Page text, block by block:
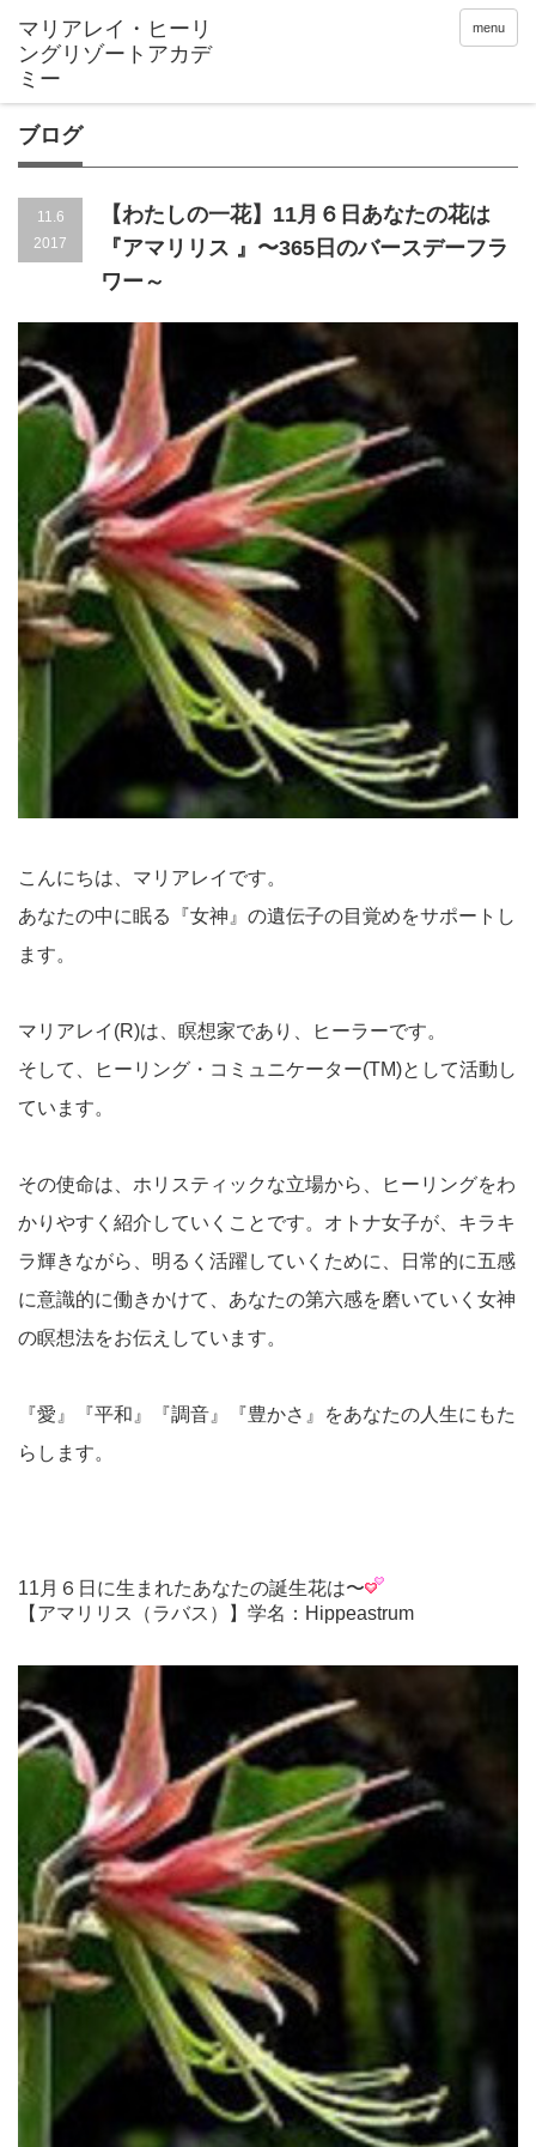
menu
ブログ
11.6
2017
【わたしの一花】11月６日あなたの花は
『アマリリス 』〜365日のバースデーフラ
ワー～
こんにちは、マリアレイです。
あなたの中に眠る『女神』の遺伝子の目覚めをサポートし
ます。
マリアレイ(R)は、瞑想家であり、ヒーラーです。
そして、ヒーリング・コミュニケーター(TM)として活動し
ています。
その使命は、ホリスティックな立場から、ヒーリングをわ
かりやすく紹介していくことです。オトナ女子が、キラキ
ラ輝きながら、明るく活躍していくために、日常的に五感
に意識的に働きかけて、あなたの第六感を磨いていく女神
の瞑想法をお伝えしています。
『愛』『平和』『調音』『豊かさ』をあなたの人生にもた
らします。
11月６日に生まれたあなたの誕生花は〜
【アマリリス（ラバス）】学名：Hippeastrum